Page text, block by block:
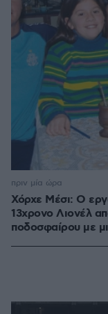
Χόρχε Μέσι: Ο
13χρονο Λιονέλ
ποδοσφαίρου με
πριν μία ώρα